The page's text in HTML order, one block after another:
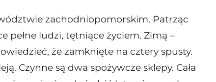
zachodnio‍pomorskim. Patrząc
pełne ludzi, tętniące życiem. Zimą –
że zamknięte na cztery spusty.
Czynne są dwa spożywcze sklepy. Cała